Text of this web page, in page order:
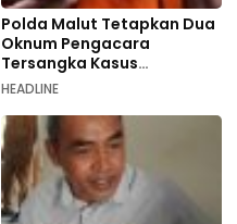
Polda Malut Tetapkan Dua
Oknum Pengacara
Tersangka Kasus
Pemalsuan Dokumen
HEADLINE